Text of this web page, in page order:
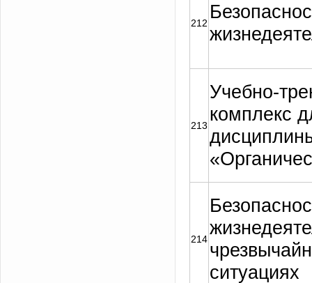
212
213
Учебно-
комплекс
214
ситуациях